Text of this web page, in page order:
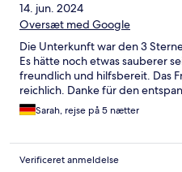
14. jun. 2024
Oversæt med Google
Die Unterkunft war den 3
Es hätte noch etwas sauberer
freundlich und hilfsbereit. Das
reichlich. Danke für den
Sarah, rejse på 5 nætter
Verificeret anmeldelse